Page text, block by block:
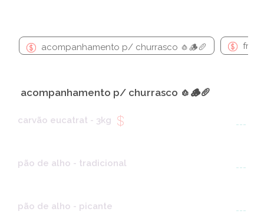
acompanhamento p/ churrasco 🧄🪵🥖
acompanhamento p/ churrasco 🧄🪵🥖
carvão eucatrat - 3kg ---
pão de alho - tradicional ---
pão de alho - picante ---